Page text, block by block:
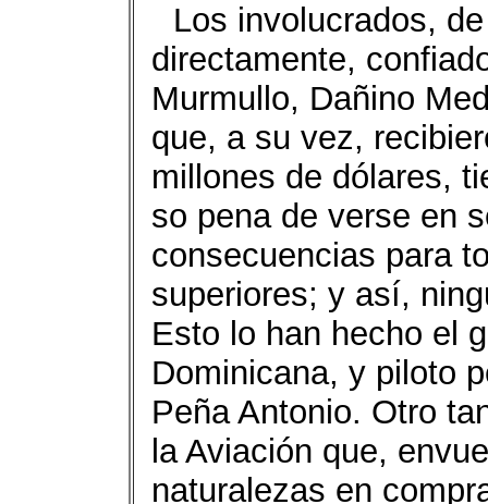
Los involucrados,
directamente,
Murmullo, Dañino
que, a su vez,
millones de dólares,
so pena de verse en
consecuencias para
superiores; y así,
Esto lo han hecho el
Dominicana, y piloto
Peña Antonio. Otro
la Aviación que,
naturalezas en